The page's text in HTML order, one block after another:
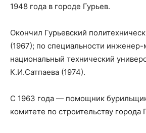
1948 года в городе Гурьев.
Окончил Гурьевский
(1967); по специальности инженер-
национальный технический
К.И.Сатпаева (1974).
С 1963 года — помощник
комитете по строительству города